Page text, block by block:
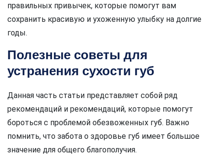
правильных привычек, которые помогут вам
сохранить красивую и ухоженную улыбку на долгие
годы.
Полезные советы для
устранения сухости губ
Данная часть статьи представляет собой ряд
рекомендаций и рекомендаций, которые помогут
бороться с проблемой обезвоженных губ. Важно
помнить, что забота о здоровье губ имеет большое
значение для общего благополучия.